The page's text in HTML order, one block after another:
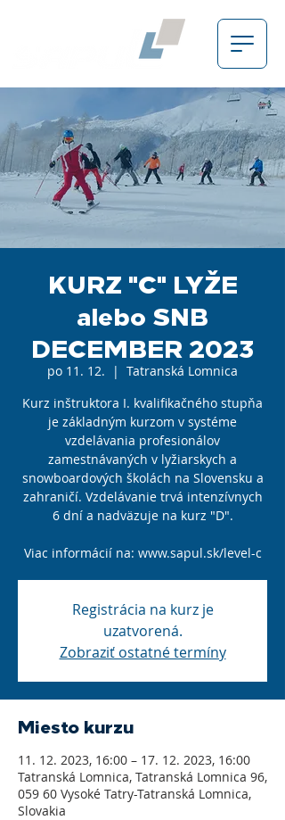
KURZ "C" LYŽE
alebo SNB
DECEMBER 2023
po 11. 12.
  |
Tatranská Lomnica
Kurz inštruktora I. kvalifikačného stupňa
je základným kurzom v systéme
vzdelávania profesionálov
zamestnávaných v lyžiarskych a
snowboardových školách na Slovensku a
zahraničí. Vzdelávanie trvá intenzívnych
6 dní a nadväzuje na kurz "D".
Viac informácií na: www.sapul.sk/level-c
Registrácia na kurz je
uzatvorená.
Zobraziť ostatné termíny
Miesto kurzu
11. 12. 2023, 16:00 – 17. 12. 2023, 16:00
Tatranská Lomnica, Tatranská Lomnica 96,
059 60 Vysoké Tatry-Tatranská Lomnica,
Slovakia